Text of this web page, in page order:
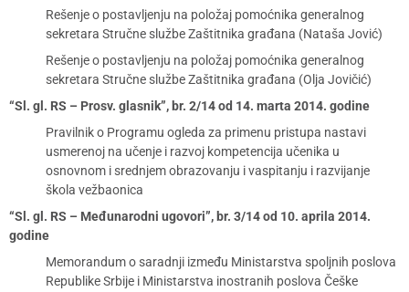
Rešenje o postavljenju na položaj pomoćnika generalnog
sekretara Stručne službe Zaštitnika građana (Nataša Jović)
Rešenje o postavljenju na položaj pomoćnika generalnog
sekretara Stručne službe Zaštitnika građana (Olja Jovičić)
“Sl. gl. RS – Prosv. glasnik”, br. 2/14 od 14. marta 2014. godine
Pravilnik o Programu ogleda za primenu pristupa nastavi
usmerenoj na učenje i razvoj kompetencija učenika u
osnovnom i srednjem obrazovanju i vaspitanju i razvijanje
škola vežbaonica
“Sl. gl. RS – Međunarodni ugovori”, br. 3/14 od 10. aprila 2014.
godine
Memorandum o saradnji između Ministarstva spoljnih poslova
Republike Srbije i Ministarstva inostranih poslova Češke